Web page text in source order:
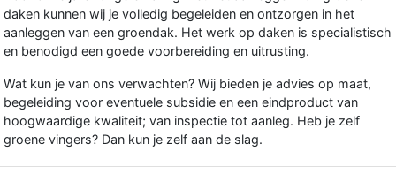
daken kunnen wij je volledig begeleiden en ontzorgen in het
aanleggen van een groendak. Het werk op daken is specialistisch
en benodigd een goede voorbereiding en uitrusting.
Wat kun je van ons verwachten? Wij bieden je advies op maat,
begeleiding voor eventuele subsidie en een eindproduct van
hoogwaardige kwaliteit; van inspectie tot aanleg. Heb je zelf
groene vingers? Dan kun je zelf aan de slag.